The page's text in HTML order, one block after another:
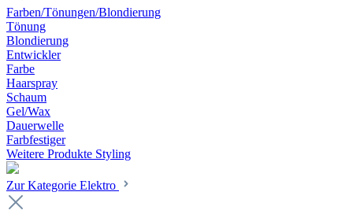
Farben/Tönungen/Blondierung
Tönung
Blondierung
Entwickler
Farbe
Haarspray
Schaum
Gel/Wax
Dauerwelle
Farbfestiger
Weitere Produkte Styling
Zur Kategorie Elektro